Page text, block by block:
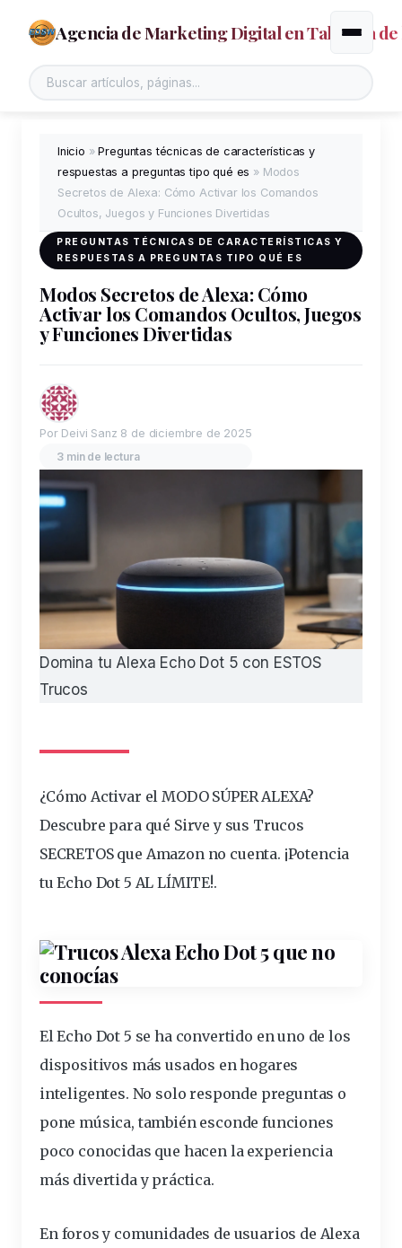
Agencia de Marketing Digital en Talavera de
Alternar
Inicio »Preguntas técnicas de características y
respuestas a preguntas tipo qué es » Modos
Secretos de Alexa: Cómo Activar los Comandos
Ocultos, Juegos y Funciones Divertidas
PREGUNTAS TÉCNICAS DE CARACTERÍSTICAS Y
RESPUESTAS A PREGUNTAS TIPO QUÉ ES
Modos Secretos de Alexa: Cómo
Activar los Comandos Ocultos, Juegos
y Funciones Divertidas
Por Deivi Sanz 8 de diciembre de 2025
3 min de lectura
Domina tu Alexa Echo Dot 5 con ESTOS
Trucos
¿Cómo Activar el MODO SÚPER ALEXA?
Descubre para qué Sirve y sus Trucos
SECRETOS que Amazon no cuenta. ¡Potencia
tu Echo Dot 5 AL LÍMITE!.
El Echo Dot 5 se ha convertido en uno de los
dispositivos más usados en hogares
inteligentes. No solo responde preguntas o
pone música, también escondefunciones
poco conocidas que hacenla experiencia
más divertiday práctica.
En forosy comunidades de usuarios de Alexa